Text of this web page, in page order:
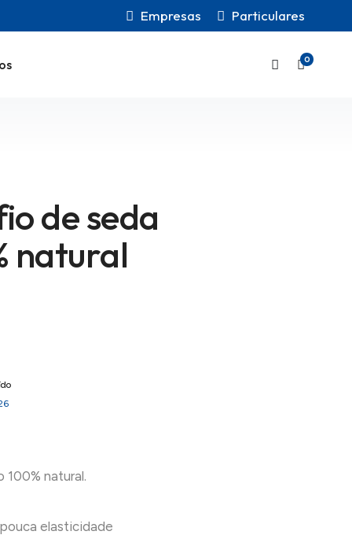
Empresas Particulares
0
de seda
natural
natural.
elasticidade